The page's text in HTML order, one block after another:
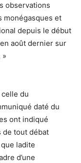
observations
monégasques et
depuis le début
août dernier sur
»
du
daté du
ont indiqué
de tout débat
ladite
d’une